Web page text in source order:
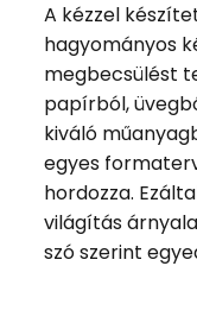
A kézzel
hagyományos
megbecsülést
papírból,
kiváló
egyes
hordozza.
világítás
szó szerint